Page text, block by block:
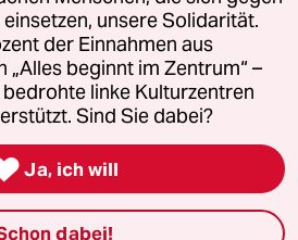
Kommune-Richtlinien
Impressum AGB
widerrufen (Ads)
unsere Solidarität.
der Einnahmen aus
„Alles beginnt im Zentrum“ –
linke Kulturzentren
Sind Sie dabei?
Ja, ich will
dabei!